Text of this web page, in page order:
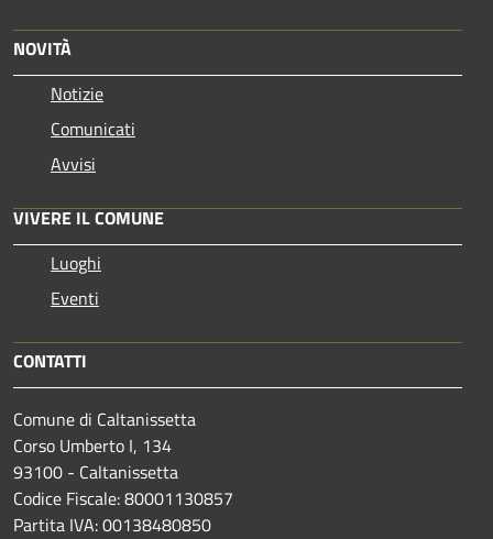
NOVITÀ
Notizie
Comunicati
Avvisi
VIVERE IL COMUNE
Luoghi
Eventi
CONTATTI
Comune di Caltanissetta
Corso Umberto I, 134
93100 - Caltanissetta
Codice Fiscale: 80001130857
Partita IVA: 00138480850